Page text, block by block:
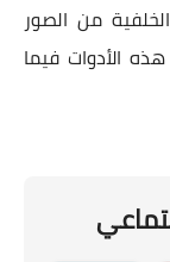
من الصور
الأدوات فيما